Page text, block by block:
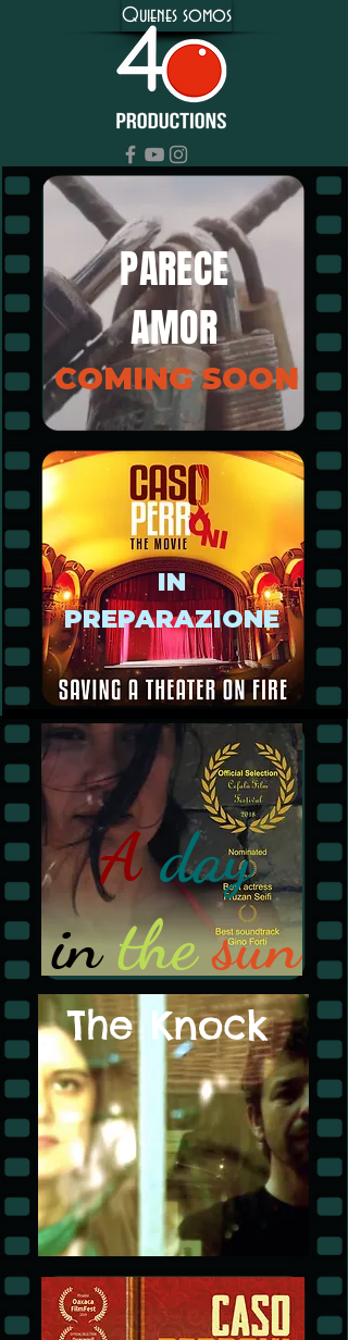
Quienes somos
PARECE
AMOR
COMING SOON
IN
PREPARAZIONE
Aday
in the sun
The Knock